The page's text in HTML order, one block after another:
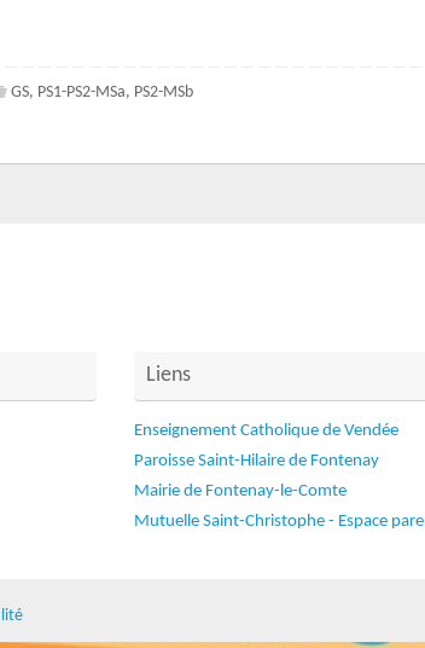
GS, PS1-PS2-MSa, PS2-MSb
Liens
Enseignement Catholique de Vendée
Paroisse Saint-Hilaire de Fontenay
Mairie de Fontenay-le-Comte
Mutuelle Saint-Christophe - Espace